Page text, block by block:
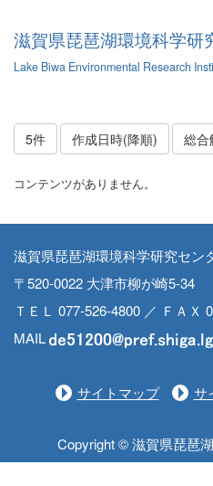
滋賀県琵琶湖環境科学研
Lake Biwa Environmental Research
5件 作成日時(降順) 総合
コンテンツがありません。
滋賀県琵琶湖環境科学研究セン
〒520-0022 大津市柳が崎5-34
ＴＥＬ 077-526-4800 ／ ＦＡＸ
MAIL
サイトマップ サ
Copyright © 滋賀県琵琶